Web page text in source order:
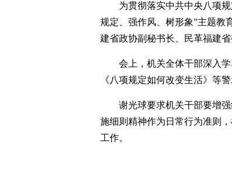
为贯彻落实中共中央八项
规定、强作风、树形象”主题教
建省政协副秘书长、民革福建
会上，机关全体干部深入
《八项规定如何改变生活》等警
谢光球要求机关干部要增
施细则精神作为日常行为准则
工作。